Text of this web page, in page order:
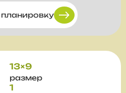
13×9
размер
1